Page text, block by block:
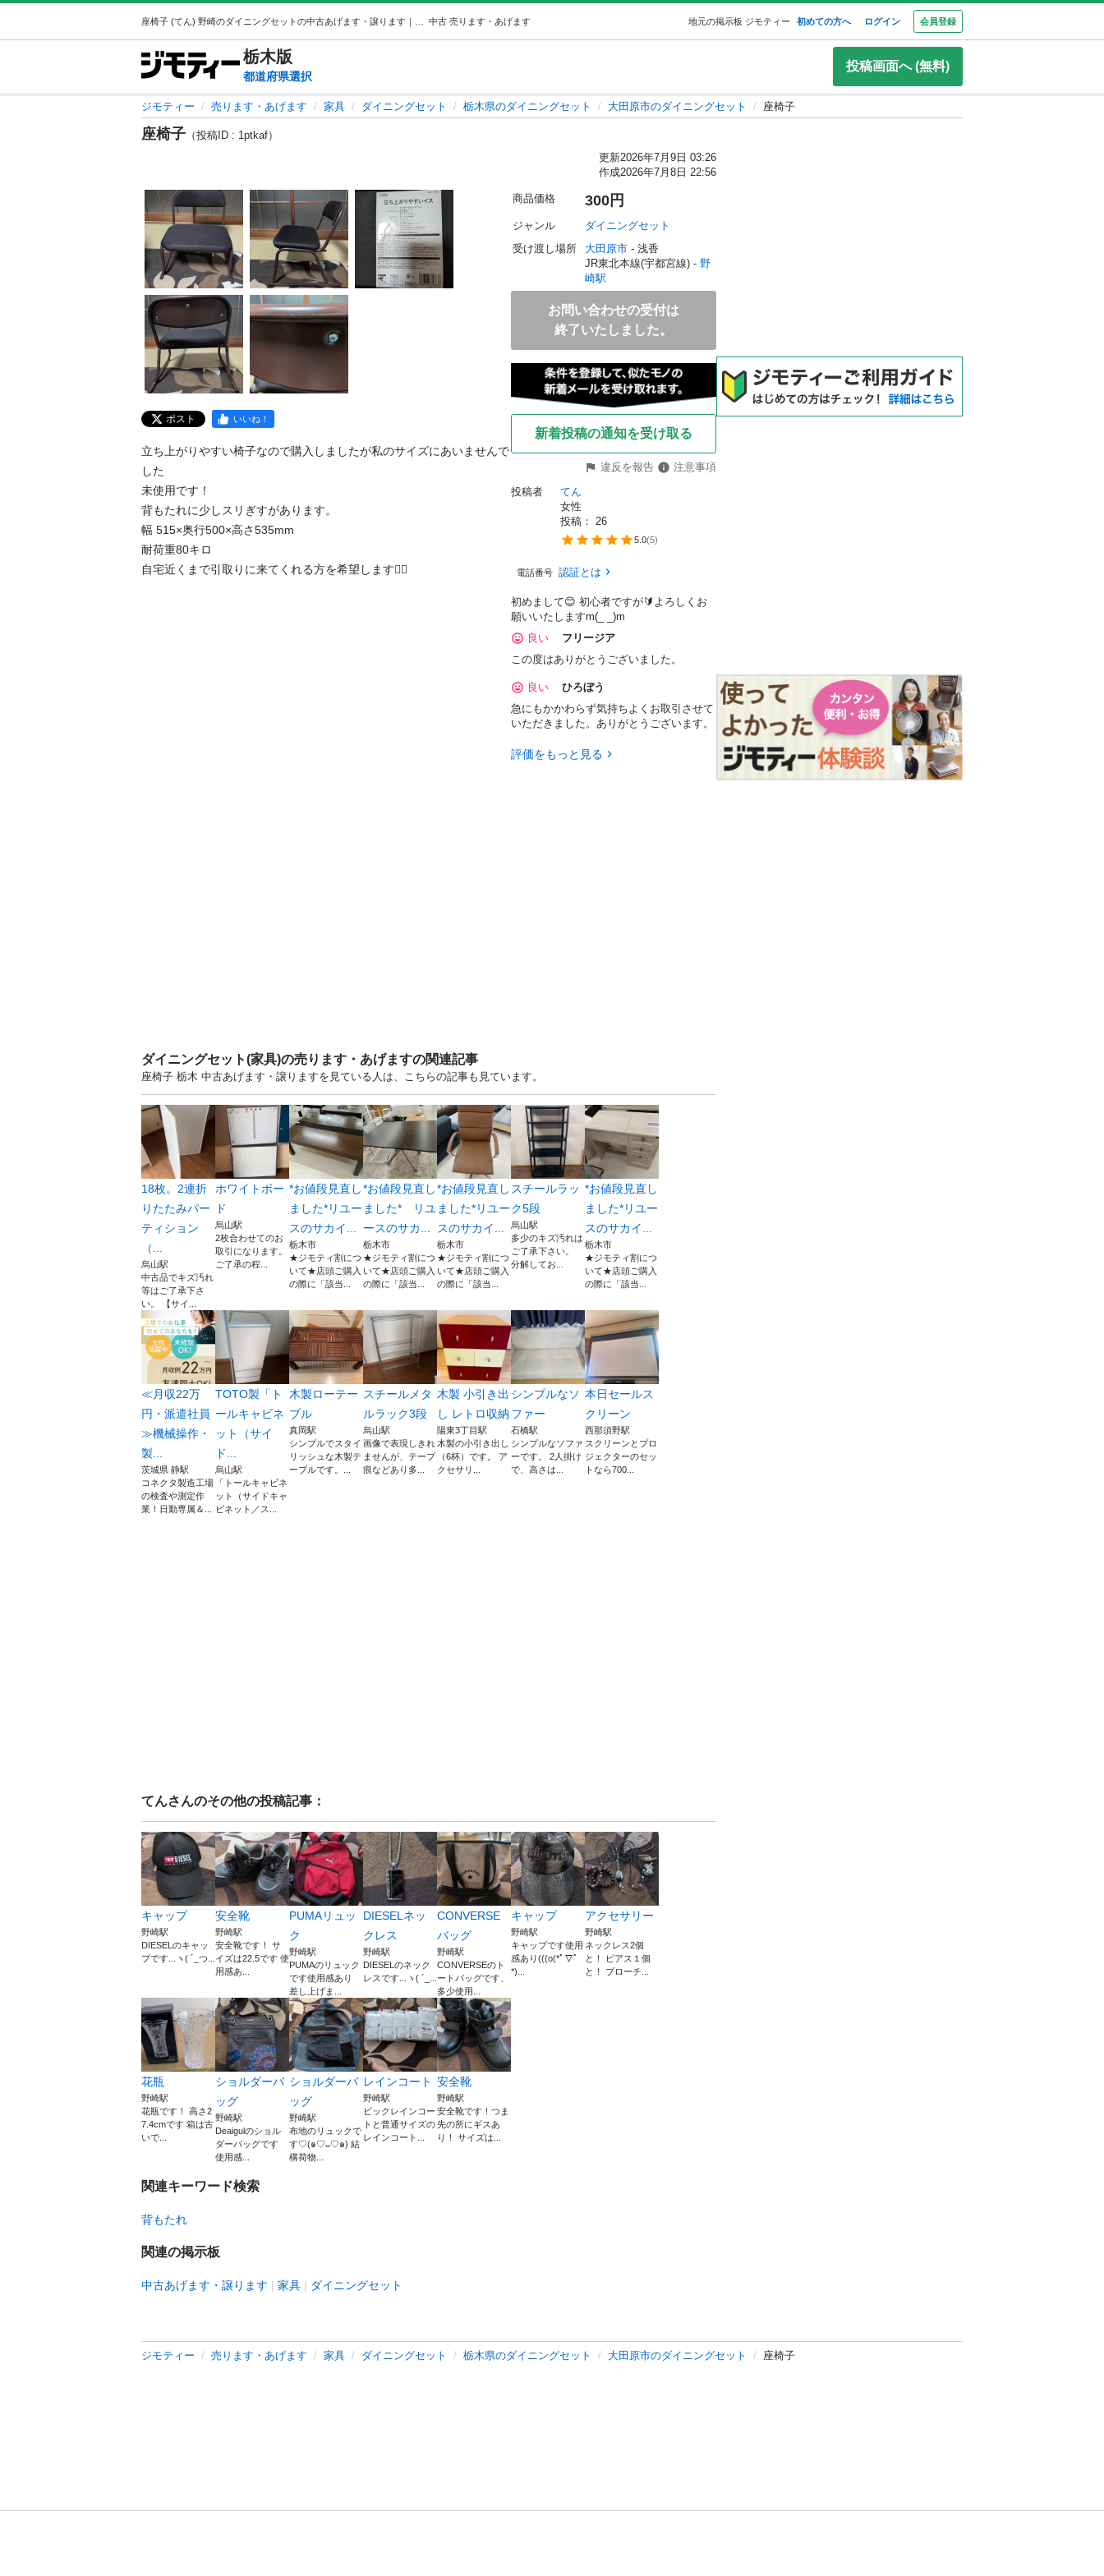
中古 売ります・あげます 地元の掲示板 ジモティー 初めての方へ ログイン 会員登録
栃木版
都道府県選択
投稿画面へ (無料)
ジモティー 売ります・あげます 家具 ダイニングセット 栃木県のダイニングセット 大田原市のダイニングセット 座椅子
座椅子 （投稿ID : 1ptkaf）
更新2026年7月9日 03:26
作成2026年7月8日 22:56
ポスト いいね！
立ち上がりやすい椅子なので購入しましたが私のサイズにあいませんで
した
未使用です！
背もたれに少しスリぎすがあります。
幅 515×奥行500×高さ535mm
耐荷重80キロ
自宅近くまで引取りに来てくれる方を希望します🙋‍♀️
商品価格 300円
ジャンル
ダイニングセット
受け渡し場所
大田原市 - 浅香
JR東北本線(宇都宮線) - 野
崎駅
お問い合わせの受付は
終了いたしました。
新着投稿の通知を受け取る
違反を報告
注意事項
投稿者
てん
女性
投稿： 26
5.0(5)
電話番号 認証とは
初めまして😊 初心者ですが🔰よろしくお
願いいたしますm(_ _)m
良い
フリージア
この度はありがとうございました。
良い
ひろぼう
急にもかかわらず気持ちよくお取引させて
いただきました。ありがとうございます。
評価をもっと見る
ダイニングセット(家具)の売ります・あげますの関連記事
座椅子 栃木 中古あげます・譲りますを見ている人は、こちらの記事も見ています。
18枚。2連折
りたたみパー
ティション
（...
烏山駅
中古品でキズ汚れ
等はご了承下さ
い。 【サイ...
ホワイトボー
ド
烏山駅
2枚合わせてのお
取引になります。
ご了承の程...
*お値段見直し
ました*リユー
スのサカイ...
栃木市
★ジモティ割につ
いて★店頭ご購入
の際に「該当...
*お値段見直し
ました* リユ
ースのサカ...
栃木市
★ジモティ割につ
いて★店頭ご購入
の際に「該当...
*お値段見直し
ました*リユー
スのサカイ...
栃木市
★ジモティ割につ
いて★店頭ご購入
の際に「該当...
スチールラッ
ク5段
烏山駅
多少のキズ汚れは
ご了承下さい。
分解してお...
*お値段見直し
ました*リユー
スのサカイ...
栃木市
★ジモティ割につ
いて★店頭ご購入
の際に「該当...
≪月収22万
円・派遣社員
≫機械操作・
製...
茨城県 静駅
コネクタ製造工場
の検査や測定作
業！日勤専属＆...
TOTO製「ト
ールキャビネ
ット（サイ
ド...
烏山駅
「トールキャビネ
ット（サイドキャ
ビネット／ス...
木製ローテー
ブル
真岡駅
シンプルでスタイ
リッシュな木製テ
ーブルです。...
スチールメタ
ルラック3段
烏山駅
画像で表現しきれ
ませんが、テープ
痕などあり多...
木製 小引き出
し レトロ収納
陽東3丁目駅
木製の小引き出し
（6杯）です。 ア
クセサリ...
シンプルなソ
ファー
石橋駅
シンプルなソファ
ーです。 2人掛け
で、高さは...
本日セールス
クリーン
西那須野駅
スクリーンとプロ
ジェクターのセッ
トなら700...
てんさんのその他の投稿記事：
キャップ
野崎駅
DIESELのキャッ
プです...ヽ( ´_つ...
安全靴
野崎駅
安全靴です！ サ
イズは22.5です 使
用感あ...
PUMAリュッ
ク
野崎駅
PUMAのリュック
です使用感あり
差し上げま...
DIESELネッ
クレス
野崎駅
DIESELのネック
レスです...ヽ( ´_...
CONVERSE
バッグ
野崎駅
CONVERSEのト
ートバッグです、
多少使用...
キャップ
野崎駅
キャップです使用
感あり(((o(*ﾟ▽ﾟ
*)...
アクセサリー
野崎駅
ネックレス2個
と！ ピアス１個
と！ ブローチ...
花瓶
野崎駅
花瓶です！ 高さ2
7.4cmです 箱は古
いで...
ショルダーバ
ッグ
野崎駅
Deaigulのショル
ダーバッグです
使用感...
ショルダーバ
ッグ
野崎駅
布地のリュックで
す♡(๑♡ᴗ♡๑) 結
構荷物...
レインコート
野崎駅
ビックレインコー
トと普通サイズの
レインコート...
安全靴
野崎駅
安全靴です！つま
先の所にギスあ
り！ サイズは...
関連キーワード検索
背もたれ
関連の掲示板
中古あげます・譲ります 家具 ダイニングセット
ジモティー 売ります・あげます 家具 ダイニングセット 栃木県のダイニングセット 大田原市のダイニングセット 座椅子